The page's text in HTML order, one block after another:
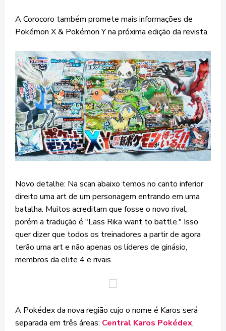
A Corocoro também promete mais informações de
Pokémon X & Pokémon Y na próxima edição da revista.
Novo detalhe: Na scan abaixo temos no canto inferior
direito uma art de um personagem entrando em uma
batalha. Muitos acreditam que fosse o novo rival,
porém a tradução é "Lass Rika want to battle." Isso
quer dizer que todos os treinadores a partir de agora
terão uma art e não apenas os líderes de ginásio,
membros da elite 4 e rivais.
A Pokédex da nova região cujo o nome é Karos será
separada em três áreas: Central Karos Pokédex,